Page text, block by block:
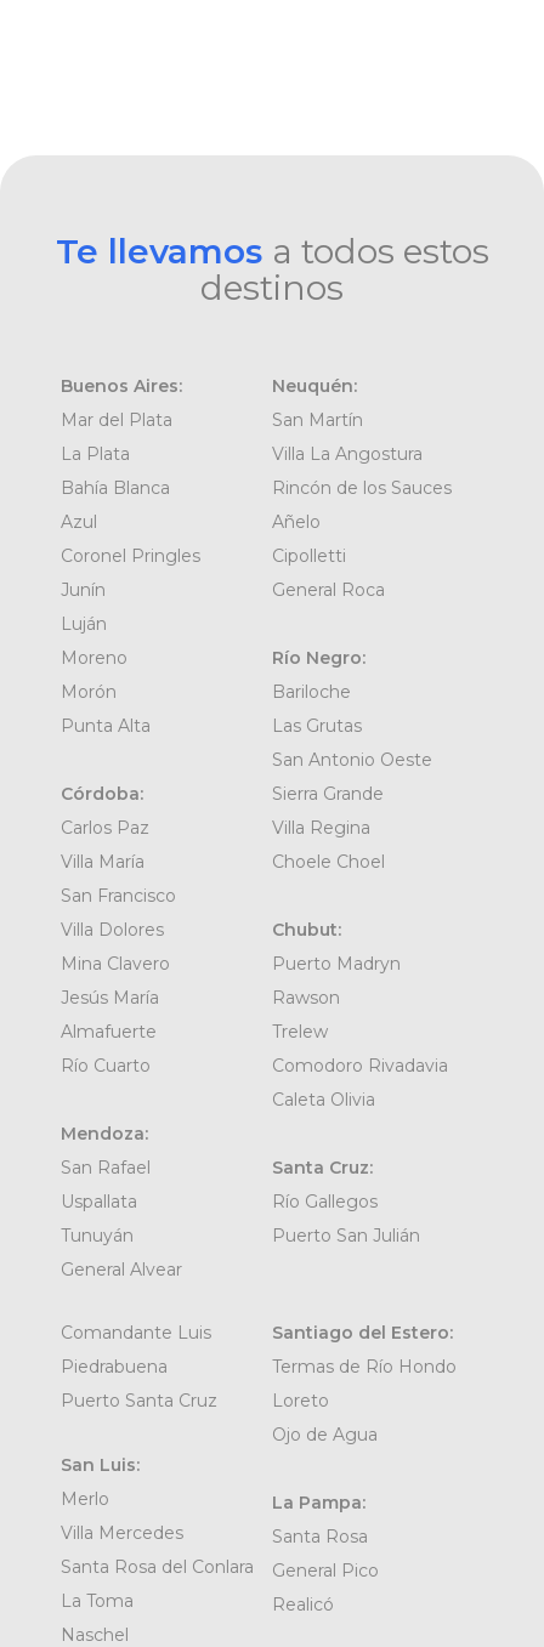
Te llevamos a todos estos
destinos
Buenos Aires:
Mar del Plata
La Plata
Bahía Blanca
Azul
Coronel Pringles
Junín
Luján
Moreno
Morón
Punta Alta
Córdoba:
Carlos Paz
Villa María
San Francisco
Villa Dolores
Mina Clavero
Jesús María
Almafuerte
Río Cuarto
Mendoza:
San Rafael
Uspallata
Tunuyán
General Alvear
Neuquén:
San Martín
Villa La Angostura
Rincón de los Sauces
Añelo
Cipolletti
General Roca
Río Negro:
Bariloche
Las Grutas
San Antonio Oeste
Sierra Grande
Villa Regina
Choele Choel
Chubut:
Puerto Madryn
Rawson
Trelew
Comodoro Rivadavia
Caleta Olivia
Santa Cruz:
Río Gallegos
Puerto San Julián
Comandante Luis
Piedrabuena
Puerto Santa Cruz
San Luis:
Merlo
Villa Mercedes
Santa Rosa del Conlara
La Toma
Naschel
Santiago del Estero:
Termas de Río Hondo
Loreto
Ojo de Agua
La Pampa:
Santa Rosa
General Pico
Realicó